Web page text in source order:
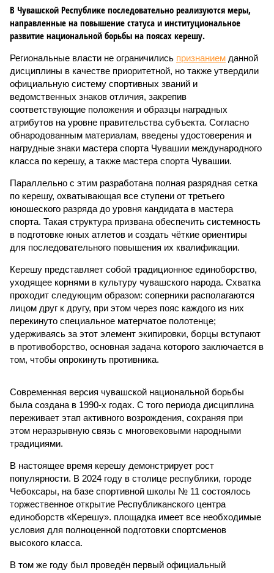
В Чувашской Республике последовательно реализуются меры,
направленные на повышение статуса и институциональное
развитие национальной борьбы на поясах керешу.
Региональные власти не ограничились признанием данной
дисциплины в качестве приоритетной, но также утвердили
официальную систему спортивных званий и
ведомственных знаков отличия, закрепив
соответствующие положения и образцы наградных
атрибутов на уровне правительства субъекта. Согласно
обнародованным материалам, введены удостоверения и
нагрудные знаки мастера спорта Чувашии международного
класса по керешу, а также мастера спорта Чувашии.
Параллельно с этим разработана полная разрядная сетка
по керешу, охватывающая все ступени от третьего
юношеского разряда до уровня кандидата в мастера
спорта. Такая структура призвана обеспечить системность
в подготовке юных атлетов и создать чёткие ориентиры
для последовательного повышения их квалификации.
Керешу представляет собой традиционное единоборство,
уходящее корнями в культуру чувашского народа. Схватка
проходит следующим образом: соперники располагаются
лицом друг к другу, при этом через пояс каждого из них
перекинуто специальное матерчатое полотенце;
удерживаясь за этот элемент экипировки, борцы вступают
в противоборство, основная задача которого заключается в
том, чтобы опрокинуть противника.
Современная версия чувашской национальной борьбы
была создана в 1990-х годах. С того периода дисциплина
переживает этап активного возрождения, сохраняя при
этом неразрывную связь с многовековыми народными
традициями.
В настоящее время керешу демонстрирует рост
популярности. В 2024 году в столице республики, городе
Чебоксары, на базе спортивной школы № 11 состоялось
торжественное открытие Республиканского центра
единоборств «Керешу». площадка имеет все необходимые
условия для полноценной подготовки спортсменов
высокого класса.
В том же году был проведён первый официальный